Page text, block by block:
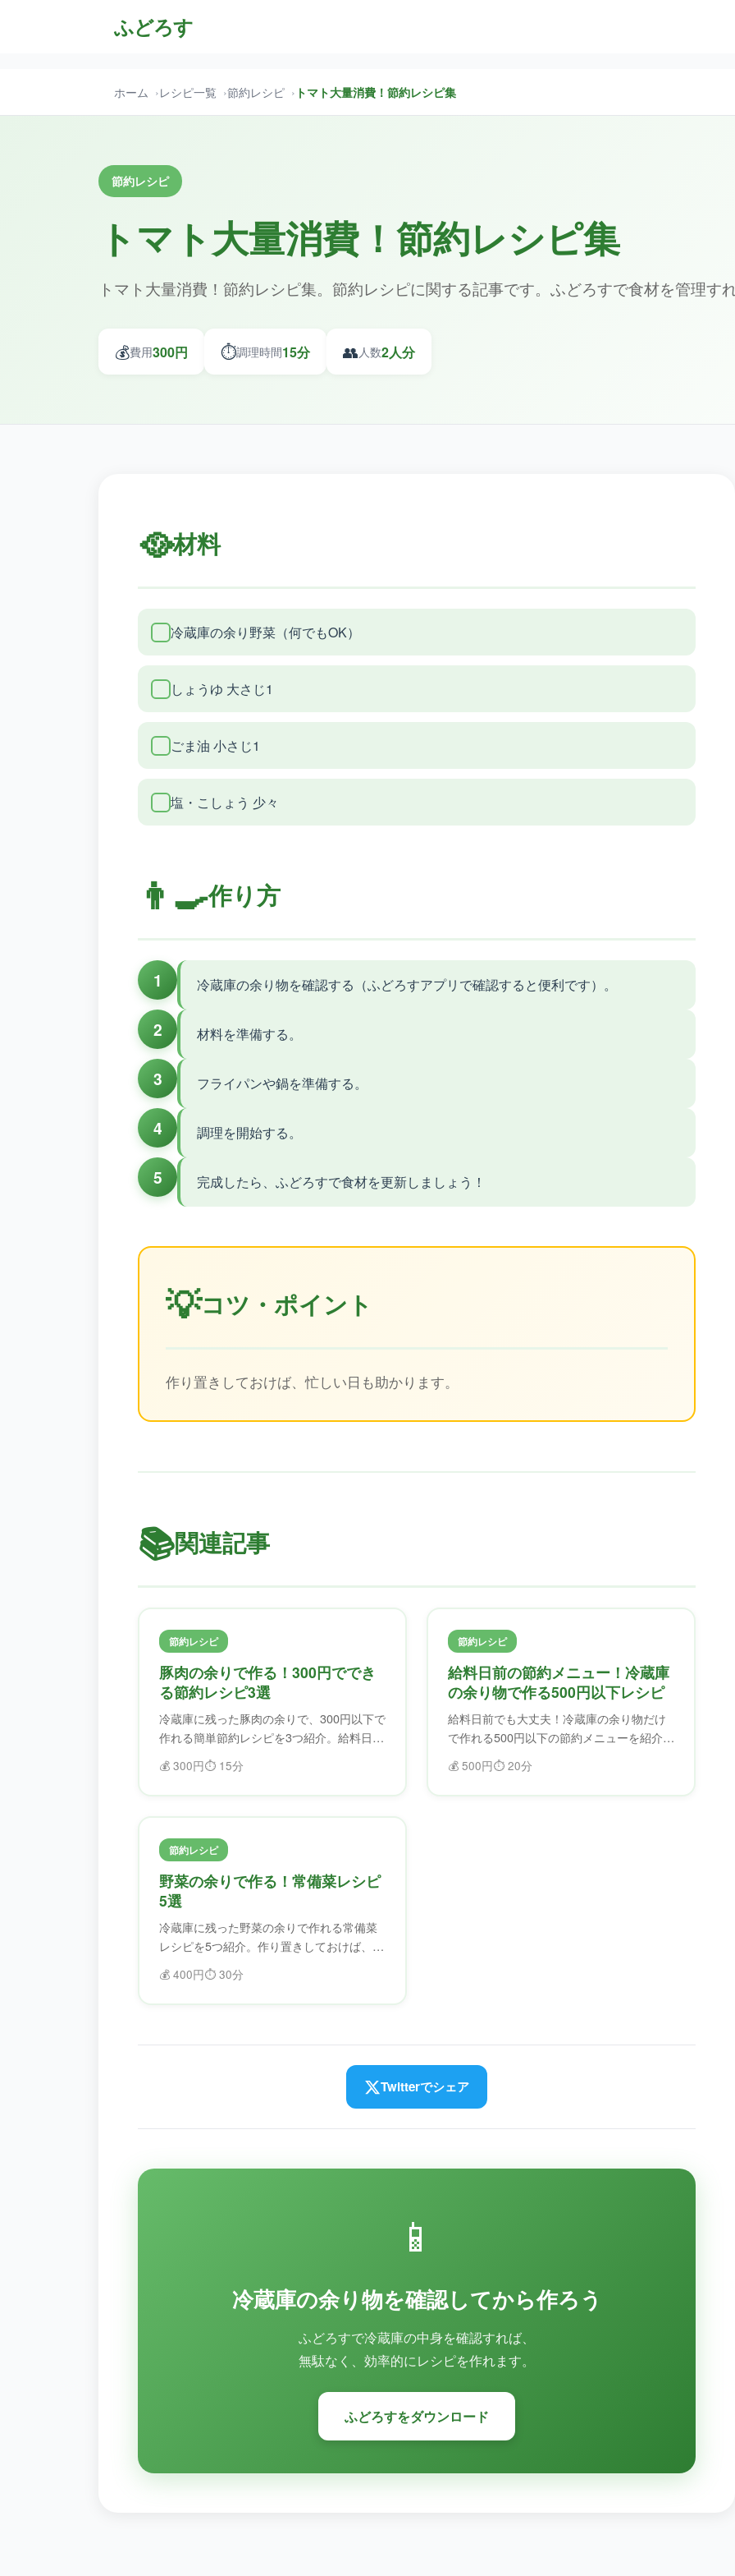
ふどろす
ホーム レシピ一覧 節約レシピ トマト大量消費！節約レシピ集
節約レシピ
トマト大量消費！節約レシピ集
トマト大量消費！節約レシピ集。節約レシピに関する記事です。ふどろすで食材を管理す
💰費用300円 ⏱️調理時間15分 👥人数2人分
🥘材料
冷蔵庫の余り野菜（何でもOK）
しょうゆ 大さじ1
ごま油 小さじ1
塩・こしょう 少々
👨‍🍳作り方
1 冷蔵庫の余り物を確認する（ふどろすアプリで確認すると便利です）。
2 材料を準備する。
3 フライパンや鍋を準備する。
4 調理を開始する。
5 完成したら、ふどろすで食材を更新しましょう！
💡コツ・ポイント
作り置きしておけば、忙しい日も助かります。
📚関連記事
節約レシピ
豚肉の余りで作る！300円ででき
る節約レシピ3選
冷蔵庫に残った豚肉の余りで、300円以下で
作れる簡単節約レシピを3つ紹介。給料日前
でも大丈夫！ふどろすで食材を無駄にせ
ず、美味しく節約。
💰 300円⏱️ 15分
節約レシピ
給料日前の節約メニュー！冷蔵庫
の余り物で作る500円以下レシピ
給料日前でも大丈夫！冷蔵庫の余り物だけ
で作れる500円以下の節約メニューを紹介。
ふどろすで食材を確認してから作れば、無
駄なく節約できます。
💰 500円⏱️ 20分
節約レシピ
野菜の余りで作る！常備菜レシピ
5選
冷蔵庫に残った野菜の余りで作れる常備菜
レシピを5つ紹介。作り置きしておけば、忙
しい日も助かります。
💰 400円⏱️ 30分
Twitterでシェア
📱
冷蔵庫の余り物を確認してから作ろう
ふどろすで冷蔵庫の中身を確認すれば、
無駄なく、効率的にレシピを作れます。
ふどろすをダウンロード